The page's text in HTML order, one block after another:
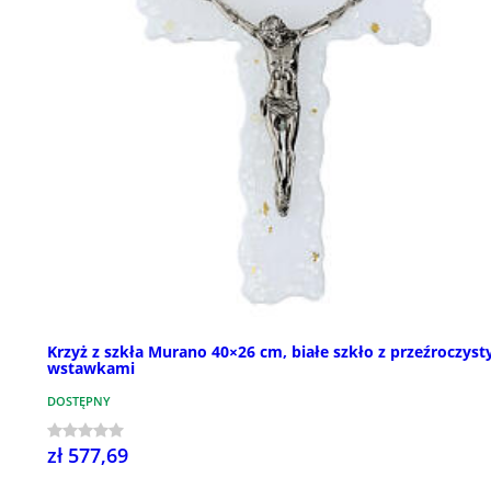
Krzyż z szkła Murano 40×26 cm, białe szkło z
wstawkami
DOSTĘPNY
zł 577,69